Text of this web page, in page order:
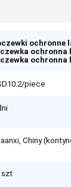
ochronne
ochronna
ochronna
piece
Chiny
szt